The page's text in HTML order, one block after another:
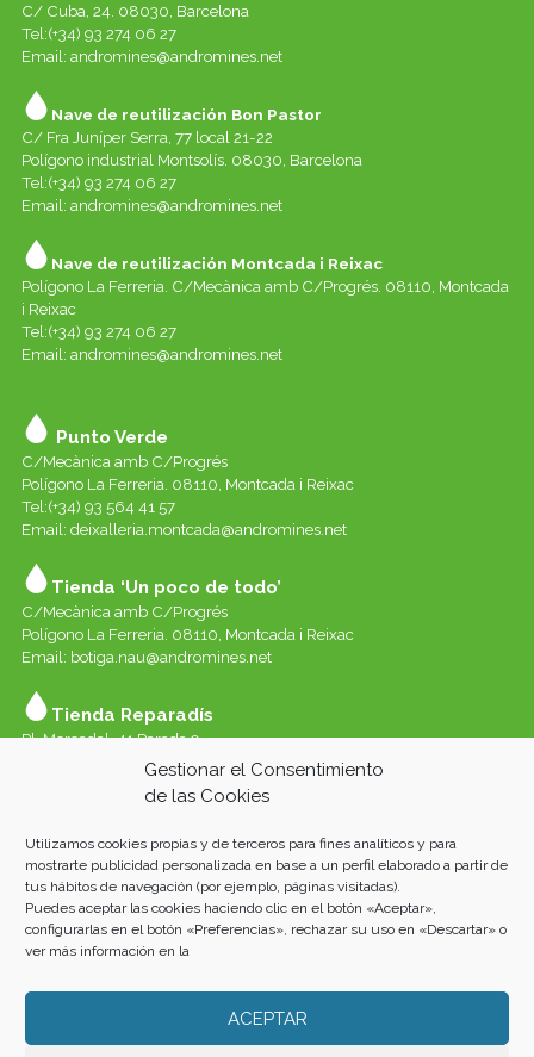
Gestionar el Consentimiento
de las Cookies
Utilizamos cookies propias y de terceros para fines analíticos y para
mostrarte publicidad personalizada en base a un perfil elaborado a partir de
tus hábitos de navegación (por ejemplo, páginas visitadas).
Puedes aceptar las cookies haciendo clic en el botón «Aceptar»,
configurarlas en el botón «Preferencias», rechazar su uso en «Descartar» o
ver más información en la
ACEPTAR
C/ Cuba, 24. 08030, Barcelona
Tel:(+34) 93 274 06 27
Email: andromines@andromines.net
Nave de reutilización Bon Pastor
C/ Fra Juníper Serra, 77 local 21-22
Polígono industrial Montsolís. 08030, Barcelona
Tel:(+34) 93 274 06 27
Email: andromines@andromines.net
Nave de reutilización Montcada i Reixac
Polígono La Ferreria. C/Mecànica amb C/Progrés. 08110, Montcada
i Reixac
Tel:(+34) 93 274 06 27
Email: andromines@andromines.net
Punto Verde
C/Mecànica amb C/Progrés
Polígono La Ferreria. 08110, Montcada i Reixac
Tel:(+34) 93 564 41 57
Email: deixalleria.montcada@andromines.net
Tienda ‘Un poco de todo’
C/Mecànica amb C/Progrés
Polígono La Ferreria. 08110, Montcada i Reixac
Email: botiga.nau@andromines.net
Tienda Reparadís
Pl. Mercadal, 41 Parada 9
Galerías del Mercado de Sant Andreu. 08030 Barcelona
Whatssap 639-520-060
reparadis@andromines.net
Tienda Un Poco de todo Sant Andreu
Pl. Mercadal, 41 Parada 8
Galeries del Mercat de Sant Andreu. 08030 Barcelona
AVISO LEGAL|POLÍTICA DE PRIVACIDAD
COOKIES| Fotos: Albert San Andrés i Oriol L. Rubio. Home: Luis